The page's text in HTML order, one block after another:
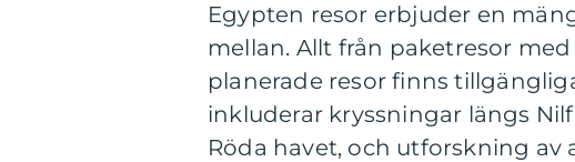
Egypten resor erbjuder en
mellan. Allt från paketresor
planerade resor finns
inkluderar kryssningar längs
Röda havet, och utforskning